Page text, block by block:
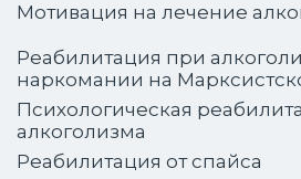
Мотивация на лечение
Реабилитация при
наркомании на
Психологическая
алкоголизма
Реабилитация от спайса